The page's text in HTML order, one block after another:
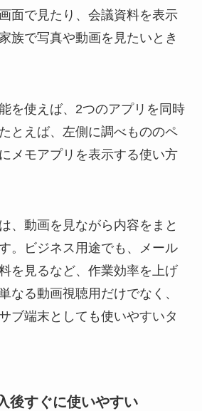
面で見たり、会議資料を表示
族で写真や動画を見たいとき
を使えば、2つのアプリを同時
とえば、左側に調べもののペ
メモアプリを表示する使い方
、動画を見ながら内容をまと
。ビジネス用途でも、メール
を見るなど、作業効率を上げ
なる動画視聴用だけでなく、
ブ端末としても使いやすいタ
後すぐに使いやすい